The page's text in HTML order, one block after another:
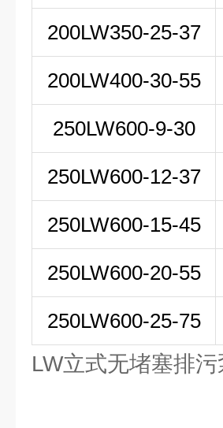
200LW350-25-37
200LW400-30-55
250LW600-9-30
250LW600-12-37
250LW600-15-45
250LW600-20-55
250LW600-25-75
LW立式无堵塞排污